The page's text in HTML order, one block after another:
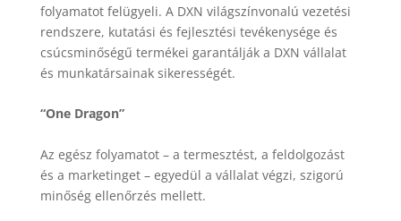
folyamatot felügyeli. A DXN világszínvonalú vezetési
rendszere, kutatási és fejlesztési tevékenysége és
csúcsminőségű termékei garantálják a DXN vállalat
és munkatársainak sikerességét.
“One Dragon”
Az egész folyamatot – a termesztést, a feldolgozást
és a marketinget – egyedül a vállalat végzi, szigorú
minőség ellenőrzés mellett.